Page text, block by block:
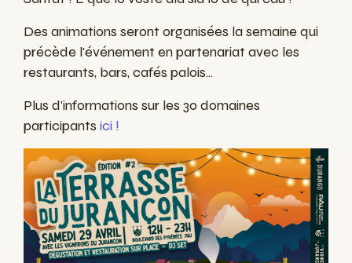
Des animations seront organisées la semaine qui
précède l'événement en partenariat avec les
restaurants, bars, cafés palois...
Plus d'informations sur les 30 domaines
participants ici !